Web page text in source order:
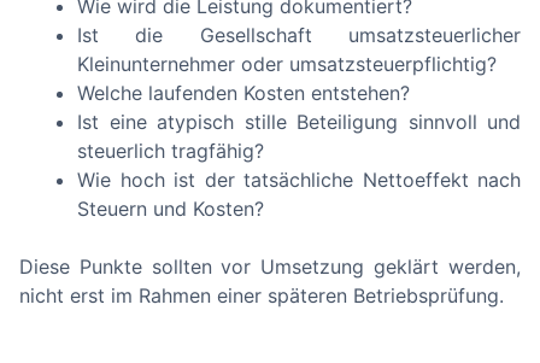
Wie wird die Leistung dokumentiert?
Ist die Gesellschaft umsatzsteuerlicher
Kleinunternehmer oder umsatzsteuerpflichtig?
Welche laufenden Kosten entstehen?
Ist eine atypisch stille Beteiligung sinnvoll und
steuerlich tragfähig?
Wie hoch ist der tatsächliche Nettoeffekt nach
Steuern und Kosten?
Diese Punkte sollten vor Umsetzung geklärt werden,
nicht erst im Rahmen einer späteren Betriebsprüfung.